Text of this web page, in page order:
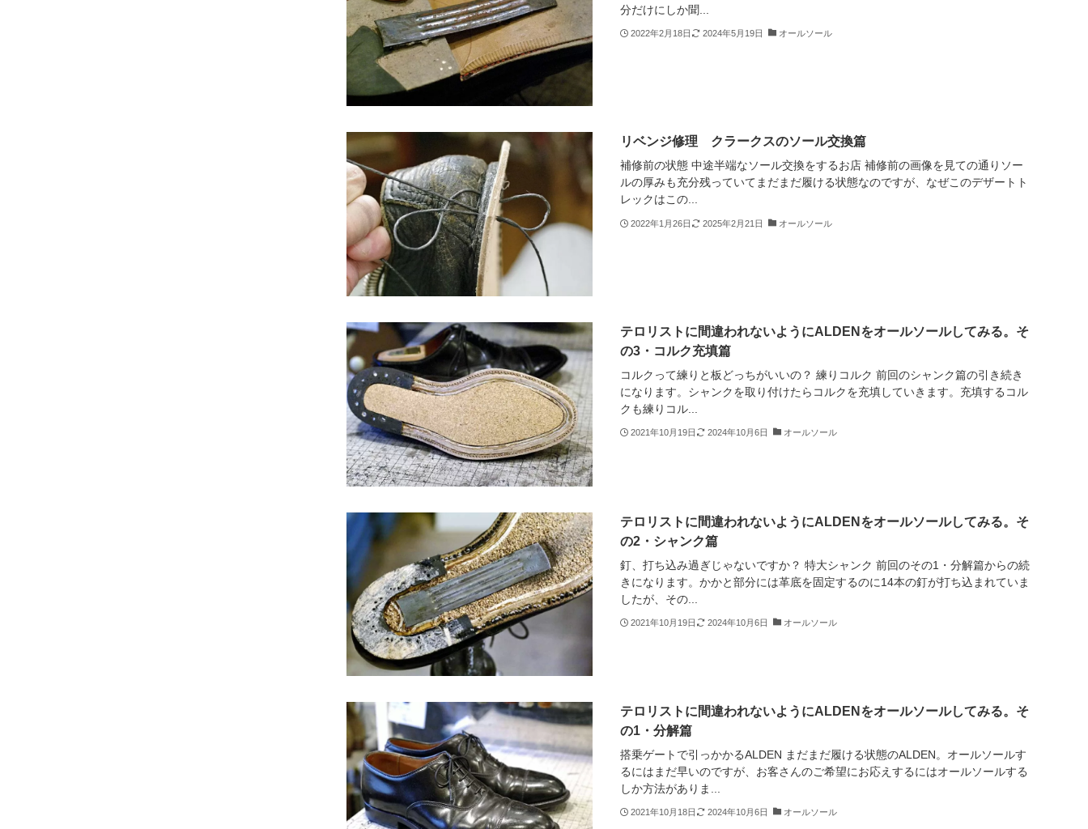
分だけにしか聞...
2022年2月18日 2024年5月19日 オールソール
リベンジ修理 クラークスのソール交換篇
補修前の状態 中途半端なソール交換をするお店 補修前の画像を見ての通りソー
ルの厚みも充分残っていてまだまだ履ける状態なのですが、なぜこのデザートト
レックはこの...
2022年1月26日 2025年2月21日 オールソール
テロリストに間違われないようにALDENをオールソールしてみる。そ
の3・コルク充填篇
コルクって練りと板どっちがいいの？ 練りコルク 前回のシャンク篇の引き続き
になります。シャンクを取り付けたらコルクを充填していきます。充填するコル
クも練りコル...
2021年10月19日 2024年10月6日 オールソール
テロリストに間違われないようにALDENをオールソールしてみる。そ
の2・シャンク篇
釘、打ち込み過ぎじゃないですか？ 特大シャンク 前回のその1・分解篇からの続
きになります。かかと部分には革底を固定するのに14本の釘が打ち込まれていま
したが、その...
2021年10月19日 2024年10月6日 オールソール
テロリストに間違われないようにALDENをオールソールしてみる。そ
の1・分解篇
搭乗ゲートで引っかかるALDEN まだまだ履ける状態のALDEN。オールソールす
るにはまだ早いのですが、お客さんのご希望にお応えするにはオールソールする
しか方法がありま...
2021年10月18日 2024年10月6日 オールソール